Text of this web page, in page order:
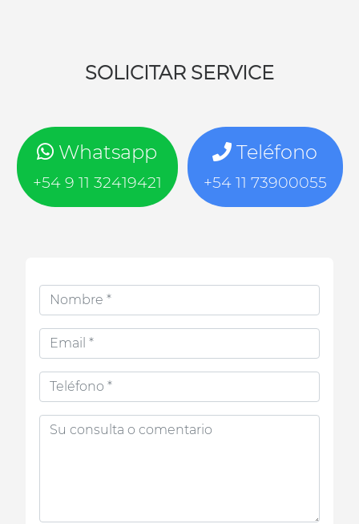
SOLICITAR SERVICE
Whatsapp
+54 9 11 32419421
Teléfono
+54 11 73900055